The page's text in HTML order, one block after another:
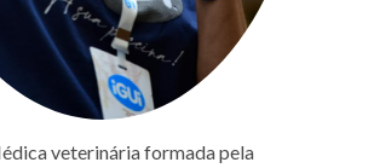
veterinária formada pela